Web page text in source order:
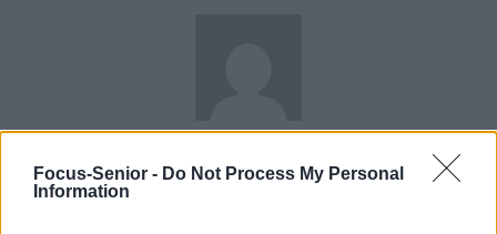
Focus-Senior - Do Not Process My Personal
Information